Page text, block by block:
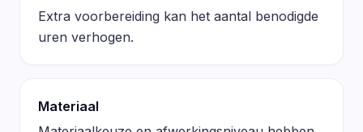
Extra voorbereiding kan het aantal benodigde
uren verhogen.
Materiaal